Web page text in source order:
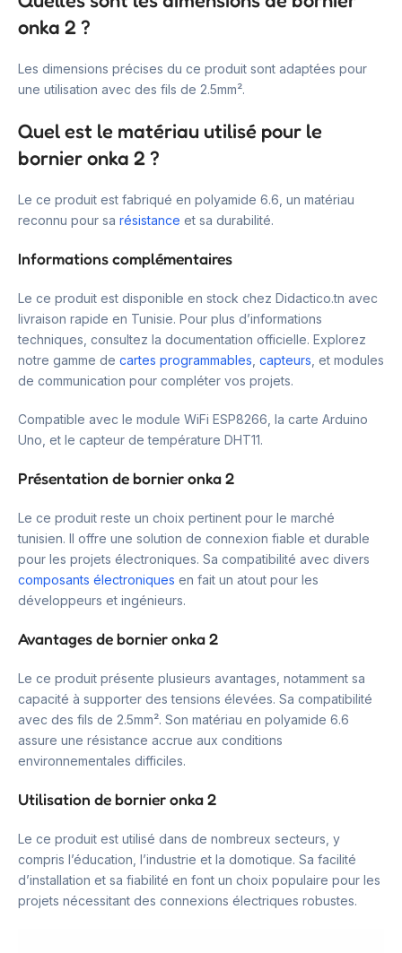
onka 2 ?
Les dimensions précises du ce produit sont adaptées pour
une utilisation avec des fils de 2.5mm².
Quel est le matériau utilisé pour le
bornier onka 2 ?
Le ce produit est fabriqué en polyamide 6.6, un matériau
reconnu pour sa résistance et sa durabilité.
Informations complémentaires
Le ce produit est disponible en stock chez Didactico.tn avec
livraison rapide en Tunisie. Pour plus d’informations
techniques, consultez la documentation officielle. Explorez
notre gamme de cartes programmables capteurs , et modules
de communication pour compléter vos projets.
Compatible avec le module WiFi ESP8266, la carte Arduino
Uno, et le capteur de température DHT11.
Présentation de bornier onka 2
Le ce produit reste un choix pertinent pour le marché
tunisien. Il offre une solution de connexion fiable et durable
pour les projets électroniques. Sa compatibilité avec divers
composants électroniques en fait un atout pour les
développeurs et ingénieurs.
Avantages de bornier onka 2
Le ce produit présente plusieurs avantages, notamment sa
capacité à supporter des tensions élevées. Sa compatibilité
avec des fils de 2.5mm². Son matériau en polyamide 6.6
assure une résistance accrue aux conditions
environnementales difficiles.
Utilisation de bornier onka 2
Le ce produit est utilisé dans de nombreux secteurs, y
compris l’éducation, l’industrie et la domotique. Sa facilité
d’installation et sa fiabilité en font un choix populaire pour les
projets nécessitant des connexions électriques robustes.